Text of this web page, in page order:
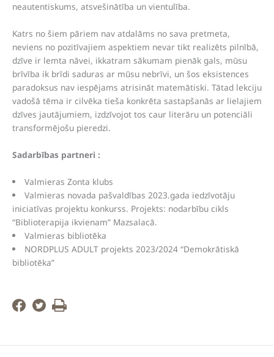
neautentiskums, atsvešinātība un vientulība.
Katrs no šiem pāriem nav atdalāms no sava pretmeta,
neviens no pozitīvajiem aspektiem nevar tikt realizēts pilnībā,
dzīve ir lemta nāvei, ikkatram sākumam pienāk gals, mūsu
brīvība ik brīdi saduras ar mūsu nebrīvi, un šos eksistences
paradoksus nav iespējams atrisināt matemātiski. Tātad lekciju
vadošā tēma ir cilvēka tieša konkrēta sastapšanās ar lielajiem
dzīves jautājumiem, izdzīvojot tos caur literāru un potenciāli
transformējošu pieredzi.
Sadarbības partneri :
Valmieras Zonta klubs
Valmieras novada pašvaldības 2023.gada iedzīvotāju
iniciatīvas projektu konkurss. Projekts: nodarbību cikls
“Biblioterapija ikvienam” Mazsalacā.
Valmieras bibliotēka
NORDPLUS ADULT projekts 2023/2024 “Demokrātiskā
bibliotēka”